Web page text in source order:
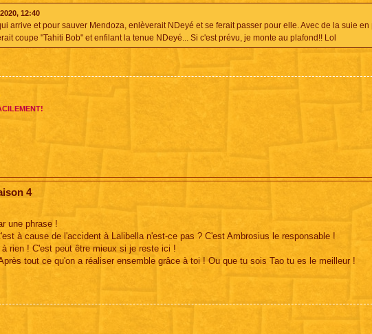
12:40
arrive et pour sauver Mendoza, enlèverait NDeyé et se ferait passer pour elle. Avec de la suie en
coupe "Tahiti Bob" et enfilant la tenue NDeyé... Si c'est prévu, je monte au plafond!! Lol
4
une phrase !
à cause de l'accident à Lalibella n'est-ce pas ? C'est Ambrosius le responsable !
rien ! C'est peut être mieux si je reste ici !
tout ce qu'on a réaliser ensemble grâce à toi ! Ou que tu sois Tao tu es le meilleur !